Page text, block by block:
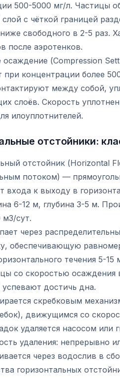
500-5000 мг/л. Частицы
с чёткой границей
свободного в 2-5 раз.
после аэротенков.
осаждение (Compression
при концентрации более
между собой,
слоёв. Скорость
илоуплотнителей.
отстойники:
отстойник (Horizontal
потоком) —
входа к выходу в
6-12 м, глубина 3-5 м.
м3/сут.
через
обеспечивающую
течения 5-
со скоростью осаждения
успевают достичь дна.
скребковым
движущимся со
удаляется насосом или
удаления: непрерывно
через водослив в
горизонтальных